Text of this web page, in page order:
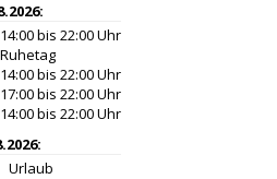
14:00 bis 22:00 Uhr
Ruhetag
14:00 bis 22:00 Uhr
17:00 bis 22:00 Uhr
14:00 bis 22:00 Uhr
Urlaub